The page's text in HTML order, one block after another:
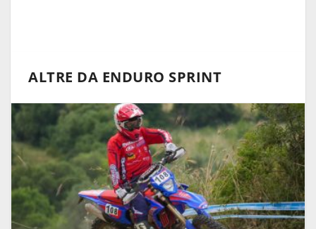
ALTRE DA ENDURO SPRINT